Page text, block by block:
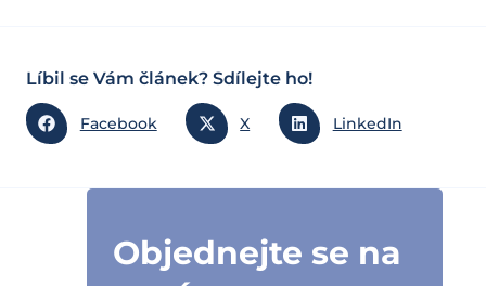
Líbil se Vám článek? Sdílejte ho!
Facebook X LinkedIn
Objednejte se na